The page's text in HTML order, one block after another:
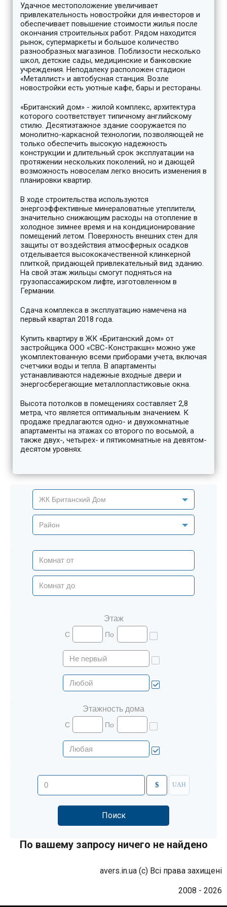
Удачное местоположение увеличивает
привлекательность новостройки для инвесторов и
обеспечивает повышение стоимости жилья после
окончания строительных работ. Рядом находится
рынок, супермаркеты и большое количество
разнообразных магазинов. Поблизости несколько
школ, детские сады, медицинские и банковские
учреждения. Неподалеку расположен стадион
«Металлист» и автобусная станция. Возле
новостройки есть уютные кафе, бары и рестораны.
«Британский дом» - жилой комплекс, архитектура
которого соответствует типичному английскому
стилю. Десятиэтажное здание сооружается по
монолитно-каркасной технологии, позволяющей не
только обеспечить высокую надежность
конструкции и длительный срок эксплуатации на
протяжении нескольких поколений, но и дающей
возможность новоселам легко вносить изменения в
планировки квартир.
В ходе строительства используются
энергоэффективные минераловатные утеплители,
значительно снижающим расходы на отопление в
холодное зимнее время и на кондиционирование
помещений летом. Поверхность внешних стен для
защиты от воздействия атмосферных осадков
отделывается высококачественной клинкерной
плиткой, придающей привлекательный вид зданию.
На свой этаж жильцы смогут подняться на
грузопассажирском лифте, изготовленном в
Германии.
Сдача комплекса в эксплуатацию намечена на
первый квартал 2018 года.
Купить квартиру в ЖК «Британский дом» от
застройщика ООО «СВС-Констракшн» можно уже
укомплектованную всеми приборами учета, включая
счетчики воды и тепла. В апартаменты
устанавливаются надежные входные двери и
энергосберегающие металлопластиковые окна.
Высота потолков в помещениях составляет 2,8
метра, что является оптимальным значением. К
продаже предлагаются одно- и двухкомнатные
апартаменты на этажах со второго по восьмой, а
также двух-, четырех- и пятикомнатные на девятом-
десятом уровнях.
ЖК Британский Дом
Район
Этаж
С По
Этажность дома
С По
$ UAH
По вашему запросу ничего не найдено
avers.in.ua (с) Всі права захищені
2008 - 2026